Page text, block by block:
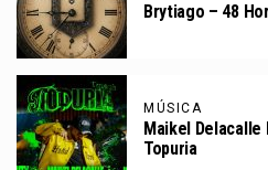
Brytiago – 48
MÚSICA
Maikel Delacalle
Topuria